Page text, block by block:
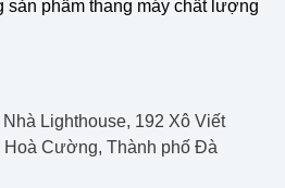
sản phẩm thang máy chất lượng
Lighthouse, 192 Xô Viết
Cường, Thành phố Đà